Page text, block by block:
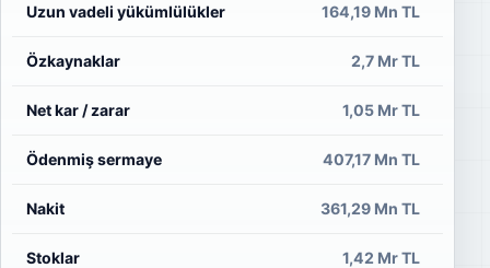
Uzun vadeli yükümlülükler 164,19 Mn TL
Özkaynaklar 2,7 Mr TL
Net kar / zarar 1,05 Mr TL
Ödenmiş sermaye 407,17 Mn TL
Nakit 361,29 Mn TL
Stoklar 1,42 Mr TL